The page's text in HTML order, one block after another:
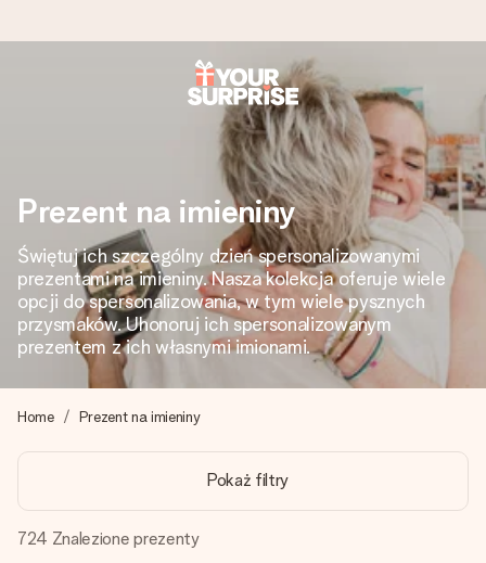
Wysyłka w 1 dzień roboczy
Tworzymy Twój prezent z troską i wysyłamy go w mgnieniu
oka – dzięki czemu możesz go dać dokładnie we
właściwym momencie, kiedy ma to największe znaczenie
4,7 (na podstawie +15 000 opinii)
Nasze prezenty inspirują. Klienci oceniają nas na 4,7 w
Google Reviews.
Stwórz coś wyjątkowego w zaledwie kilku krokach – z jej
imieniem, swoim zdjęciem lub wiadomością, która naprawdę
poruszy serce. Bez problemu, po prostu ogrom miłości na
tę chwilę.
Prezent na imieniny
Świętuj ich szczególny dzień spersonalizowanymi
prezentami na imieniny. Nasza kolekcja oferuje wiele
opcji do spersonalizowania, w tym wiele pysznych
przysmaków. Uhonoruj ich spersonalizowanym
prezentem z ich własnymi imionami.
Home Prezent na imieniny
Pokaż filtry
724 Znalezione prezenty